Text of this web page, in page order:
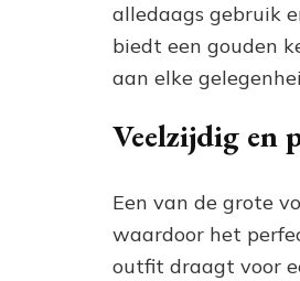
alledaags gebruik
biedt een gouden
aan elke
Veelzijdig en
Een van de grote
waardoor het
outfit draagt voor